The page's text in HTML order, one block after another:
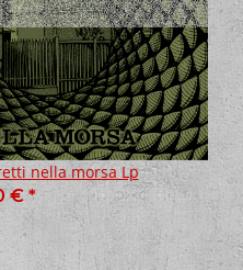
nella morsa Lp
€ *